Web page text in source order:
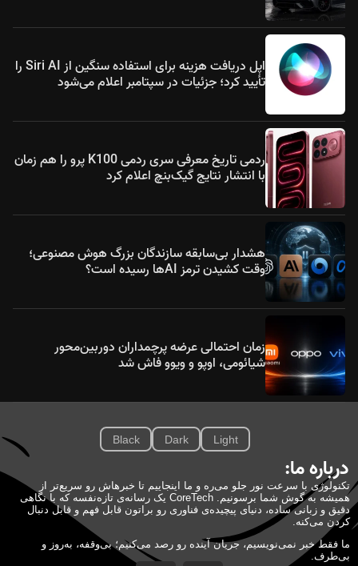
اپل دریافت هزینه برای استفاده سنگین از Siri AI را
تأیید کرد؛ جزئیات در سپتامبر اعلام می‌شود
ردمی تاریخ معرفی سری ردمی K100 پرو را هم زمان
با انتشار نتایج گیک‌بنچ اعلام کرد
هشدار بی‌سابقه سازندگان بزرگ هوش مصنوعی؛
وقت کشیدن ترمز AIها رسیده است؟
زمان احتمالی عرضه پرچمداران دوربین‌محور
شیائومی، اوپو و ویوو فاش شد
Light
Dark
Black
درباره ما:
تکنولوژی با سرعت نور جلو می‌ره و ما اینجاییم تا خبرهاش رو سریع‌تر از
همیشه به گوش شما برسونیم. CoreTech یک رسانه‌ی تازه‌نفسه که با نگاهی
دقیق و زبانی ساده، دنیای پیچیده‌ی فناوری رو براتون قابل فهم و قابل دنبال
کردن می‌کنه.
ما فقط خبر نمی‌نویسیم، جریان آینده رو رصد می‌کنیم؛ بی‌وقفه، به‌روز و
بی‌طرف.